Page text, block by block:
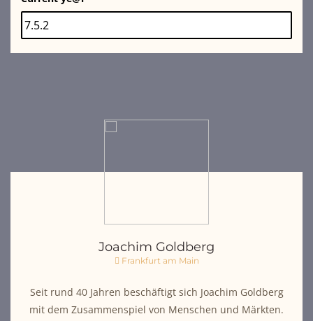
Joachim Goldberg
Frankfurt am Main
Seit rund 40 Jahren beschäftigt sich Joachim Goldberg
mit dem Zusammenspiel von Menschen und Märkten.